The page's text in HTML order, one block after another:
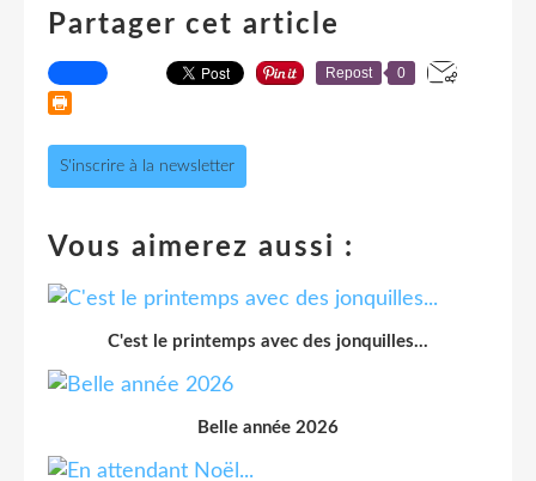
Partager cet article
Repost 0
S'inscrire à la newsletter
Vous aimerez aussi :
C'est le printemps avec des jonquilles...
Belle année 2026